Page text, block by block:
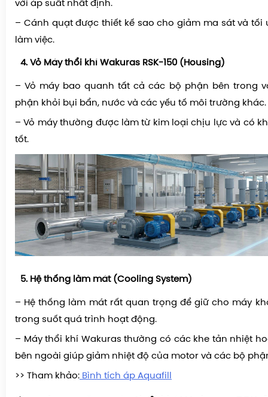
với áp suất nhất định.
– Cánh quạt được thiết kế sao cho giảm ma sát và tối
làm việc.
Vỏ Máy thổi khí Wakuras RSK-150 (Housing)
– Vỏ máy bao quanh tất cả các bộ phận bên trong
phận khỏi bụi bẩn, nước và các yếu tố môi trường khác.
– Vỏ máy thường được làm từ kim loại chịu lực và có
tốt.
Hệ thống làm mát (Cooling System)
– Hệ thống làm mát rất quan trọng để giữ cho máy
trong suốt quá trình hoạt động.
– Máy thổi khí Wakuras thường có các khe tản nhiệt
bên ngoài giúp giảm nhiệt độ của motor và các bộ
>> Tham khảo: Bình tích áp Aquafill